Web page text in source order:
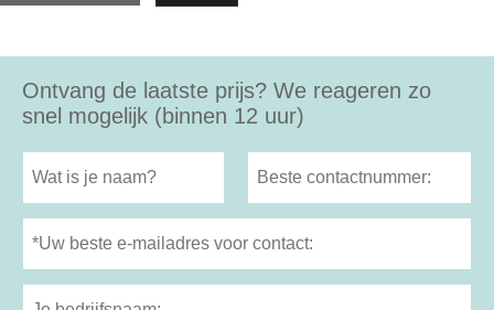
Ontvang de laatste prijs? We reageren zo
snel mogelijk (binnen 12 uur)